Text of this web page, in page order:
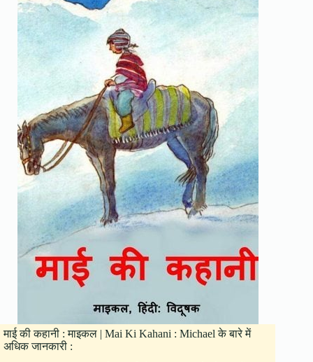
माई की कहानी : माइकल | Mai Ki Kahani : Michael के बारे में
अधिक जानकारी :